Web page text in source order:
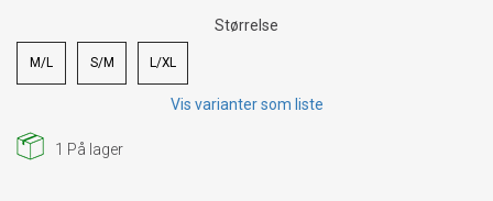
Størrelse
M/L S/M L/XL
Vis varianter som liste
1 På lager